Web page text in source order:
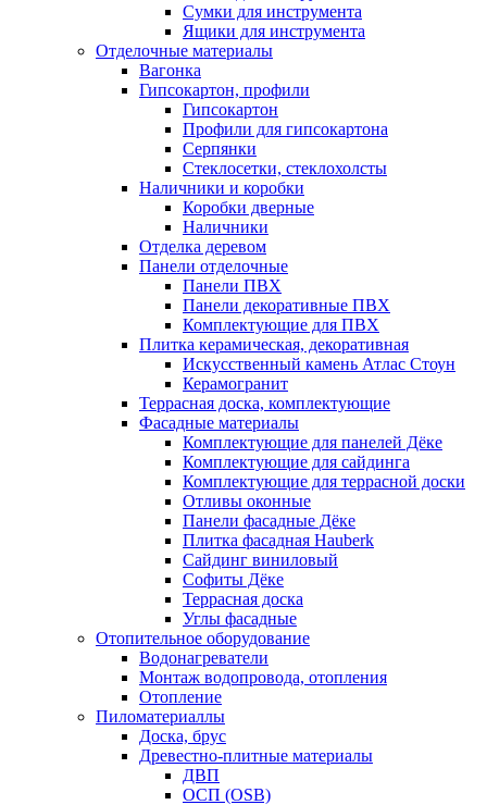
Сумки для инструмента
Ящики для инструмента
Отделочные материалы
Вагонка
Гипсокартон, профили
Гипсокартон
Профили для гипсокартона
Серпянки
Стеклосетки, стеклохолсты
Наличники и коробки
Коробки дверные
Наличники
Отделка деревом
Панели отделочные
Панели ПВХ
Панели декоративные ПВХ
Комплектующие для ПВХ
Плитка керамическая, декоративная
Искусственный камень Атлас Стоун
Керамогранит
Террасная доска, комплектующие
Фасадные материалы
Комплектующие для панелей Дёке
Комплектующие для сайдинга
Комплектующие для террасной доски
Отливы оконные
Панели фасадные Дёке
Плитка фасадная Hauberk
Сайдинг виниловый
Софиты Дёке
Террасная доска
Углы фасадные
Отопительное оборудование
Водонагреватели
Монтаж водопровода, отопления
Отопление
Пиломатериаллы
Доска, брус
Древестно-плитные материалы
ДВП
ОСП (OSB)